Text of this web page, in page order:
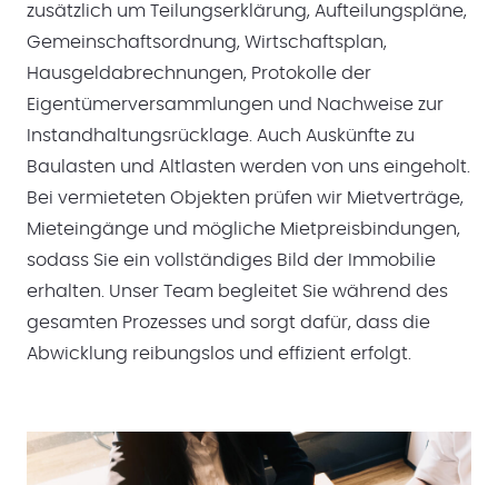
zusätzlich um Teilungserklärung, Aufteilungspläne,
Gemeinschaftsordnung, Wirtschaftsplan,
Hausgeldabrechnungen, Protokolle der
Eigentümerversammlungen und Nachweise zur
Instandhaltungsrücklage. Auch Auskünfte zu
Baulasten und Altlasten werden von uns eingeholt.
Bei vermieteten Objekten prüfen wir Mietverträge,
Mieteingänge und mögliche Mietpreisbindungen,
sodass Sie ein vollständiges Bild der Immobilie
erhalten. Unser Team begleitet Sie während des
gesamten Prozesses und sorgt dafür, dass die
Abwicklung reibungslos und effizient erfolgt.